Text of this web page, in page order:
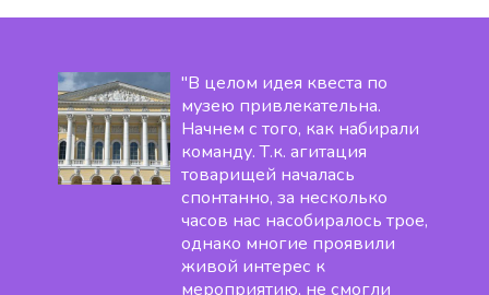
"В целом идея квеста по
музею привлекательна.
Начнем с того, как набирали
команду. Т.к. агитация
товарищей началась
спонтанно, за несколько
часов нас насобиралось трое,
однако многие проявили
живой интерес к
мероприятию, не смогли